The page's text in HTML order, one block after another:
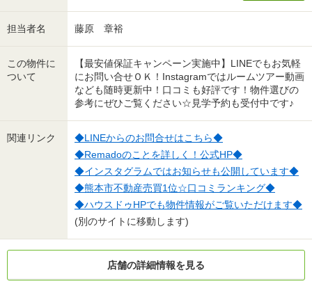
担当者名 藤原 章裕
この物件に
ついて
【最安値保証キャンペーン実施中】LINEでもお気軽
にお問い合せＯＫ！Instagramではルームツアー動画
なども随時更新中！口コミも好評です！物件選びの
参考にぜひご覧ください☆見学予約も受付中です♪
関連リンク
◆LINEからのお問合せはこちら◆
◆Remadoのことを詳しく！公式HP◆
◆インスタグラムではお知らせも公開しています◆
◆熊本市不動産売買1位☆口コミランキング◆
◆ハウスドゥHPでも物件情報がご覧いただけます◆
(別のサイトに移動します)
店舗の詳細情報を見る